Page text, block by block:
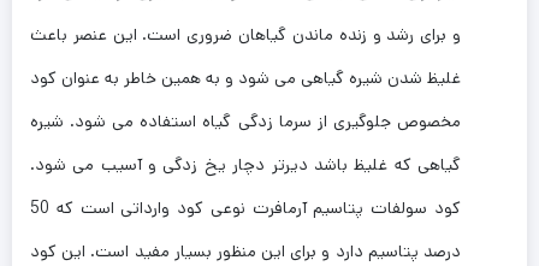
و برای رشد و زنده ماندن گیاهان ضروری است. این عنصر باعث
غلیظ شدن شیره گیاهی می شود و به همین خاطر به عنوان کود
مخصوص جلوگیری از سرما زدگی گیاه استفاده می شود. شیره
گیاهی که غلیظ باشد دیرتر دچار یخ زدگی و آسیب می شود.
کود سولفات پتاسیم آرمافرت نوعی کود وارداتی است که 50
درصد پتاسیم دارد و برای این منظور بسیار مفید است. این کود